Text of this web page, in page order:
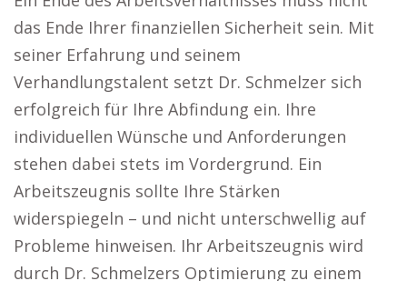
das Ende Ihrer finanziellen Sicherheit sein. Mit
seiner Erfahrung und seinem
Verhandlungstalent setzt Dr. Schmelzer sich
erfolgreich für Ihre Abfindung ein. Ihre
individuellen Wünsche und Anforderungen
stehen dabei stets im Vordergrund. Ein
Arbeitszeugnis sollte Ihre Stärken
widerspiegeln – und nicht unterschwellig auf
Probleme hinweisen. Ihr Arbeitszeugnis wird
durch Dr. Schmelzers Optimierung zu einem